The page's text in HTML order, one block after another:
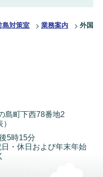
島対策室 業務案内
外国
島町下西78番地2
）
5時15分
・休日および年末年始